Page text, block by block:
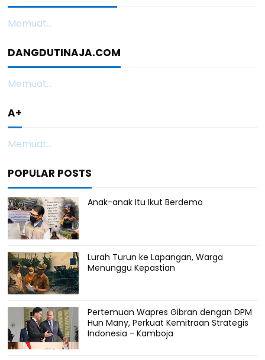
Memuat...
DANGDUTINAJA.COM
Memuat...
A+
Memuat...
POPULAR POSTS
Anak-anak Itu Ikut Berdemo
Lurah Turun ke Lapangan, Warga
Menunggu Kepastian
Pertemuan Wapres Gibran dengan DPM
Hun Many, Perkuat Kemitraan Strategis
Indonesia - Kamboja